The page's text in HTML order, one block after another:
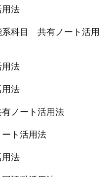
法
系科目 共有ノート活用
法
法
ノート活用法
ト活用法
法